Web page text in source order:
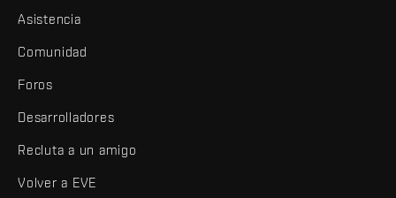
Asistencia
Comunidad
Foros
Desarrolladores
Recluta a un amigo
Volver a EVE